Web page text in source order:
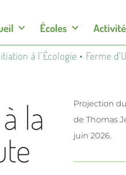
Écoles
à l'Écologie • Ferme
la
Projection
de Thomas
juin 2026.